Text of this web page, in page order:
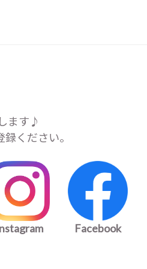
ます♪
ください。
Facebook